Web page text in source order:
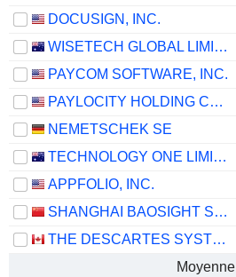
DOCUSIGN, INC.
WISETECH GLOBAL LIMITED
PAYCOM SOFTWARE, INC.
PAYLOCITY HOLDING CORPORATION
NEMETSCHEK SE
TECHNOLOGY ONE LIMITED
APPFOLIO, INC.
SHANGHAI BAOSIGHT SOFTWARE CO.,LTD.
THE DESCARTES SYSTEMS GROUP INC.
Moyenne